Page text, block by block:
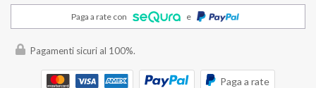
Paga a rate con e
Pagamenti sicuri al 100%.
Paga a rate